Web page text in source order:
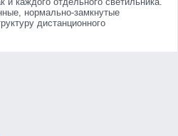
нормально-замкнутые
дистанционного